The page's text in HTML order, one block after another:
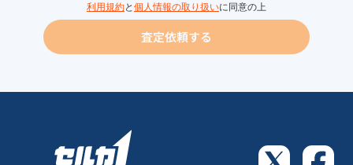
利用規約と 個人情報の取り扱いに同意の上
査定依頼する